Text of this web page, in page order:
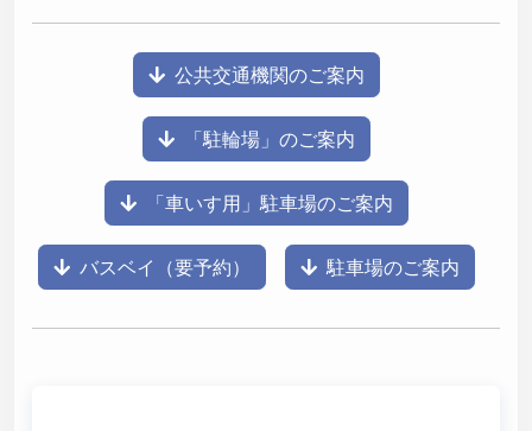
公共交通機関のご案内
「駐輪場」のご案内
「車いす用」駐車場のご案内
バスベイ（要予約） 駐車場のご案内